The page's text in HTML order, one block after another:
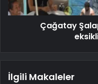
Çağatay
İlgili Makaleler